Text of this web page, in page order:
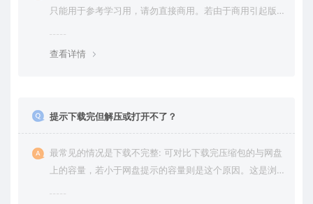
只能用于参考学习用，请勿直接商用。若由于商用引起版
查看详情
提示下载完但解压或打开不了？
最常见的情况是下载不完整: 可对比下载完压缩包的与网盘
上的容量，若小于网盘提示的容量则是这个原因。这是浏